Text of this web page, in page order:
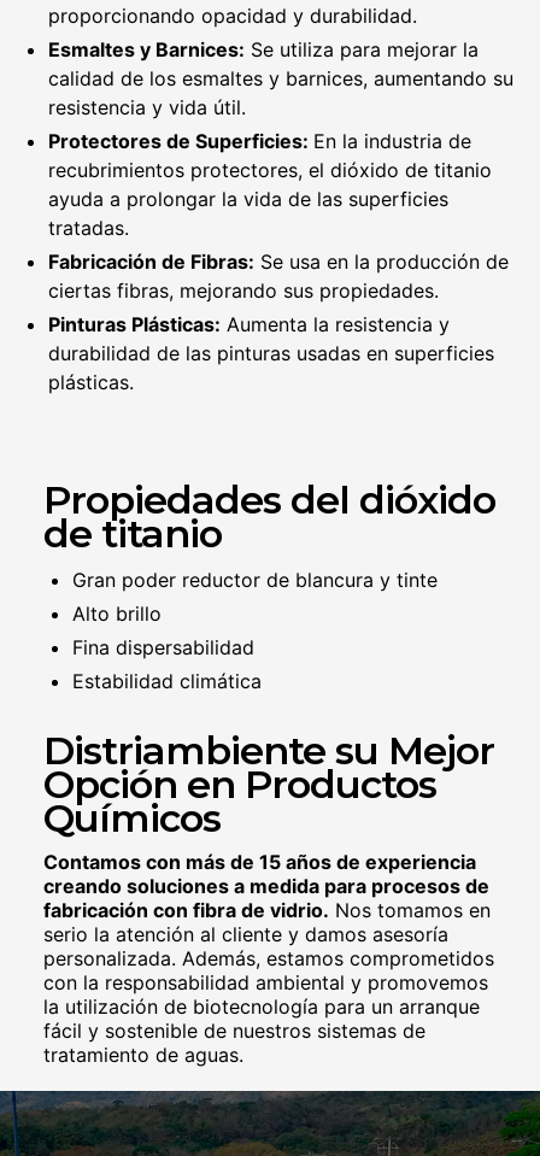
proporcionando opacidad y durabilidad.
Esmaltes y Barnices: Se utiliza para mejorar la
calidad de los esmaltes y barnices, aumentando su
resistencia y vida útil.
Protectores de Superficies: En la industria de
recubrimientos protectores, el dióxido de titanio
ayuda a prolongar la vida de las superficies
tratadas.
Fabricación de Fibras: Se usa en la producción de
ciertas fibras, mejorando sus propiedades.
Pinturas Plásticas: Aumenta la resistencia y
durabilidad de las pinturas usadas en superficies
plásticas.
Propiedades del dióxido
de titanio
Gran poder reductor de blancura y tinte
Alto brillo
Fina dispersabilidad
Estabilidad climática
Distriambiente su Mejor
Opción en Productos
Químicos
Contamos con más de 15 años de experiencia
creando soluciones a medida para procesos de
fabricación con fibra de vidrio. Nos tomamos en
serio la atención al cliente y damos asesoría
personalizada. Además, estamos comprometidos
con la responsabilidad ambiental y promovemos
la utilización de biotecnología para un arranque
fácil y sostenible de nuestros sistemas de
tratamiento de aguas.